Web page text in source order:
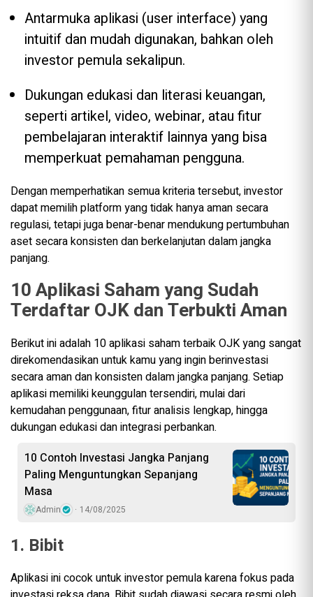
Antarmuka aplikasi (user interface) yang
intuitif dan mudah digunakan, bahkan oleh
investor pemula sekalipun.
Dukungan edukasi dan literasi keuangan,
seperti artikel, video, webinar, atau fitur
pembelajaran interaktif lainnya yang bisa
memperkuat pemahaman pengguna.
Dengan memperhatikan semua kriteria tersebut, investor
dapat memilih platform yang tidak hanya aman secara
regulasi, tetapi juga benar-benar mendukung pertumbuhan
aset secara konsisten dan berkelanjutan dalam jangka
panjang.
10 Aplikasi Saham yang Sudah
Terdaftar OJK dan Terbukti Aman
Berikut ini adalah 10 aplikasi saham terbaik OJK yang sangat
direkomendasikan untuk kamu yang ingin berinvestasi
secara aman dan konsisten dalam jangka panjang. Setiap
aplikasi memiliki keunggulan tersendiri, mulai dari
kemudahan penggunaan, fitur analisis lengkap, hingga
dukungan edukasi dan integrasi perbankan.
10 Contoh Investasi Jangka Panjang
Paling Menguntungkan Sepanjang
Masa
Admin 14/08/2025
1. Bibit
Aplikasi ini cocok untuk investor pemula karena fokus pada